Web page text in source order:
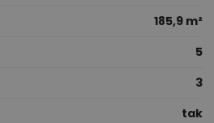
185,9 m²
5
3
tak